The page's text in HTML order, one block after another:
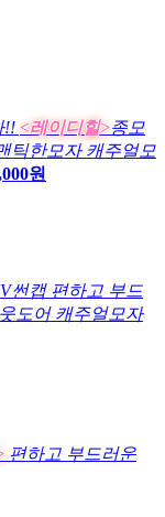
!! <레이디힐>종모
틱한모자 캐주얼모
원
썬캡 편하고 부드
도어 캐주얼모자
편하고 부드러운